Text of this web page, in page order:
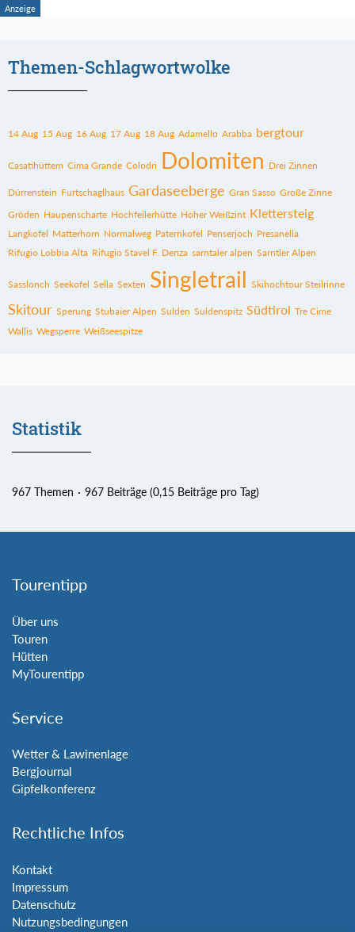
Themen-Schlagwortwolke
14 Aug 15 Aug 16 Aug 17 Aug 18 Aug Adamello Arabba bergtour
Casatihüttem Cima Grande Colodri Dolomiten Drei Zinnen
Dürrenstein Furtschaglhaus Gardaseeberge Gran Sasso Große Zinne
Gröden Haupenscharte Hochfeilerhütte Hoher Weißzint Klettersteig
Langkofel Matterhorn Normalweg Paternkofel Penserjoch Presanella
Rifugio Lobbia Alta Rifugio Stavel F. Denza sarntaler alpen Sarntler Alpen
Sasslonch Seekofel Sella Sexten Singletrail Skihochtour Steilrinne
Skitour Sperung Stubaier Alpen Sulden Suldenspitz Südtirol Tre Cime
Wallis Wegsperre Weißseespitze
Statistik
967 Themen 967 Beiträge (0,15 Beiträge pro Tag)
Tourentipp
Über uns
Touren
Hütten
MyTourentipp
Service
Wetter & Lawinenlage
Bergjournal
Gipfelkonferenz
Rechtliche Infos
Kontakt
Impressum
Datenschutz
Nutzungsbedingungen